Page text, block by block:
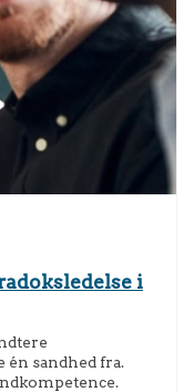
i
én sandhed fra.